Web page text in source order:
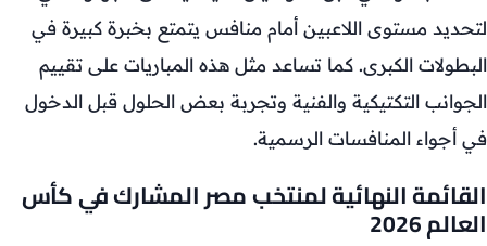
لتحديد مستوى اللاعبين أمام منافس يتمتع بخبرة كبيرة في
البطولات الكبرى. كما تساعد مثل هذه المباريات على تقييم
الجوانب التكتيكية والفنية وتجربة بعض الحلول قبل الدخول
في أجواء المنافسات الرسمية.
القائمة النهائية لمنتخب مصر المشارك في كأس
العالم 2026